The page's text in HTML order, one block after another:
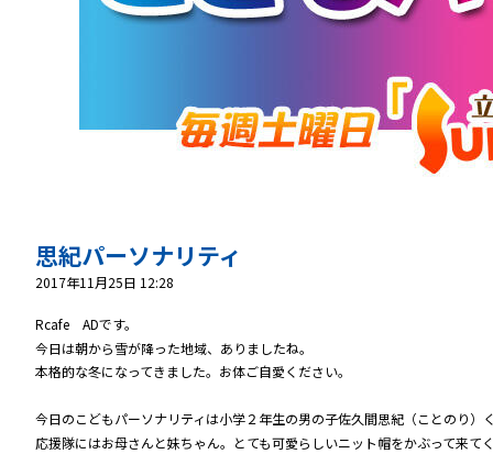
思紀パーソナリティ
2017年11月25日 12:28
Rcafe ADです。
今日は朝から雪が降った地域、ありましたね。
本格的な冬になってきました。お体ご自愛ください。
今日のこどもパーソナリティは小学２年生の男の子佐久間思紀（ことのり）
応援隊にはお母さんと妹ちゃん。とても可愛らしいニット帽をかぶって来て